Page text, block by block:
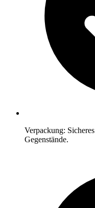
Verpackung:
Gegenstände.